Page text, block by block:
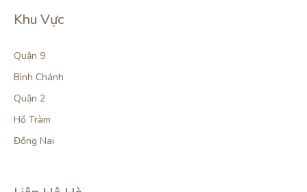
Khu Vực
Quận 9
Bình Chánh
Quận 2
Hồ Tràm
Đồng Nai